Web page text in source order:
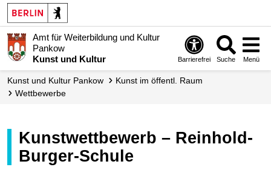
Amt für Weiterbildung und Kultur
Pankow
Kunst und Kultur
Barrierefrei Suche Menü
Kunst und Kultur Pankow
Kunst im öffentl. Raum
Wettbewerbe
Kunstwettbewerb – Reinhold-
Burger-Schule